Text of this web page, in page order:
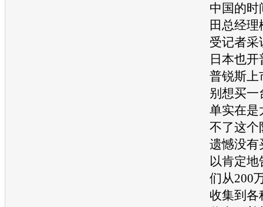
中国的时
田 总经理
受记者采
日本也开
普锐斯
别想买一
单实在是
不了这个
遗憾没有
以肯定
们从200
收集到各